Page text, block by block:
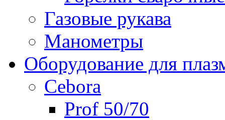
Газовые рукава
Манометры
Оборудование для
Cebora
Prof 50/70